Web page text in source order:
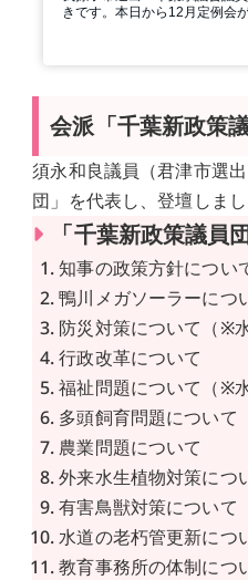
会派「千葉新政策
須永和良議員（君津市選
団」を代表し、登壇しまし
「千葉新政策議員
知事の政策方針につい
鴨川メガソーラーにつ
防災対策について（※
行政改革について
福祉問題について（※
多頭飼育問題について
農業問題について
外来水生植物対策につ
有害鳥獣対策について
水道の老朽管更新につ
教育事務所の体制につ